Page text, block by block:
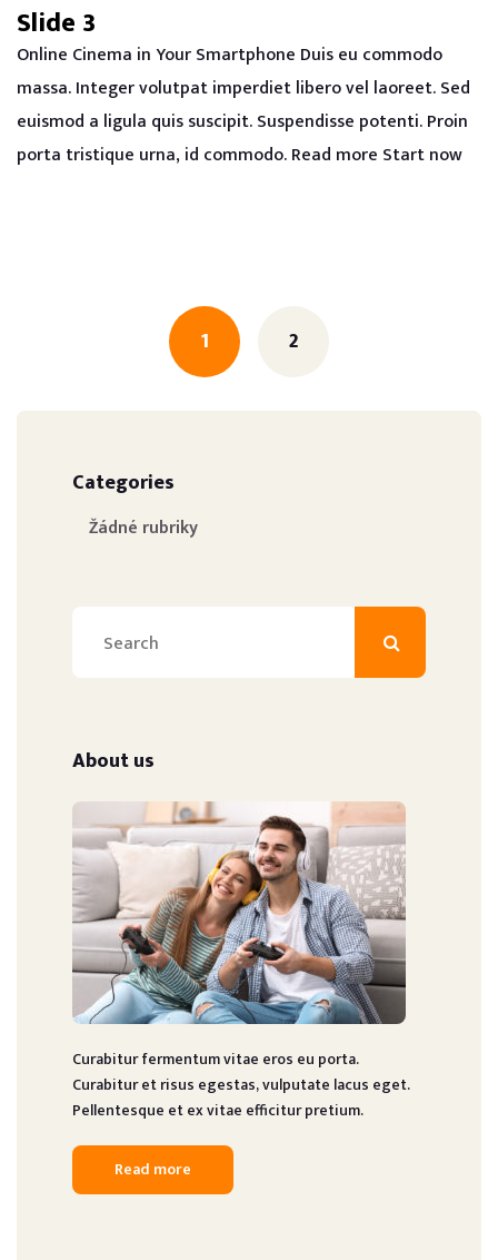
Slide 3
Online Cinema in Your Smartphone Duis eu commodo
massa. Integer volutpat imperdiet libero vel laoreet. Sed
euismod a ligula quis suscipit. Suspendisse potenti. Proin
porta tristique urna, id commodo. Read more Start now
navigation 1 2
Categories
Žádné rubriky
About us
Curabitur fermentum vitae eros eu porta.
Curabitur et risus egestas, vulputate lacus eget.
Pellentesque et ex vitae efficitur pretium.
Read more